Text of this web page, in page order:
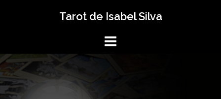
Tarot de Isabel Silva